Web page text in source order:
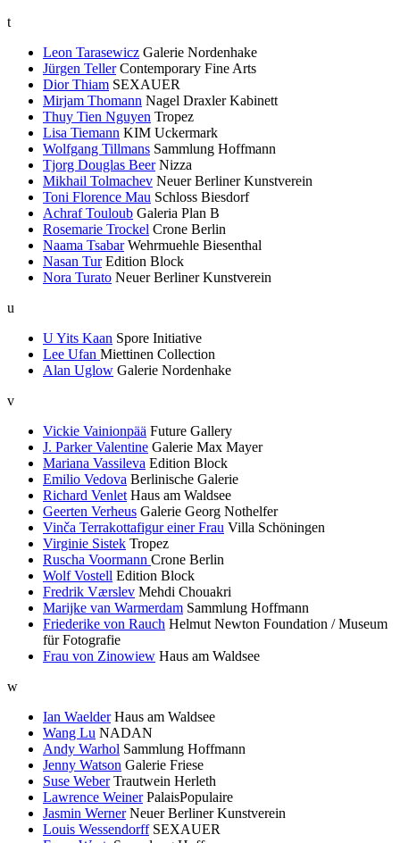
t
Leon Tarasewicz Galerie Nordenhake
Jürgen Teller Contemporary Fine Arts
Dior Thiam SEXAUER
Mirjam Thomann Nagel Draxler Kabinett
Thuy Tien Nguyen Tropez
Lisa Tiemann KIM Uckermark
Wolfgang Tillmans Sammlung Hoffmann
Tjorg Douglas Beer Nizza
Mikhail Tolmachev Neuer Berliner Kunstverein
Toni Florence Mau Schloss Biesdorf
Achraf Touloub Galeria Plan B
Rosemarie Trockel Crone Berlin
Naama Tsabar Wehrmuehle Biesenthal
Nasan Tur Edition Block
Nora Turato Neuer Berliner Kunstverein
u
U Yits Kaan Spore Initiative
Lee Ufan Miettinen Collection
Alan Uglow Galerie Nordenhake
v
Vickie Vainionpää Future Gallery
J. Parker Valentine Galerie Max Mayer
Mariana Vassileva Edition Block
Emilio Vedova Berlinische Galerie
Richard Venlet Haus am Waldsee
Geerten Verheus Galerie Georg Nothelfer
Vinča Terrakottafigur einer Frau Villa Schöningen
Virginie Sistek Tropez
Ruscha Voormann Crone Berlin
Wolf Vostell Edition Block
Fredrik Værslev Mehdi Chouakri
Marijke van Warmerdam Sammlung Hoffmann
Friederike von Rauch Helmut Newton Foundation / Museum
für Fotografie
Frau von Zinowiew Haus am Waldsee
w
Ian Waelder Haus am Waldsee
Wang Lu NADAN
Andy Warhol Sammlung Hoffmann
Jenny Watson Galerie Friese
Suse Weber Trautwein Herleth
Lawrence Weiner PalaisPopulaire
Jasmin Werner Neuer Berliner Kunstverein
Louis Wessendorff SEXAUER